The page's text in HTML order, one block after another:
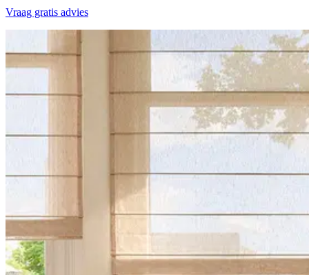
Vraag gratis advies